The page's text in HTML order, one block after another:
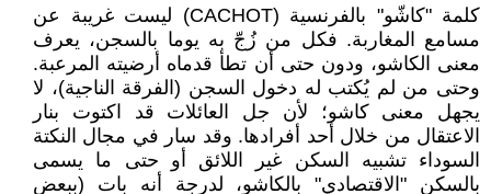
كلمة "كاشّو" بالفرنسية (CACHOT) ليست غريبة عن
مسامع المغاربة. فكل من زُجّ به يوما بالسجن، يعرف
معنى الكاشو، ودون حتى أن تطأ قدماه أرضيته المرعبة.
وحتى من لم يُكتب له دخول السجن (الفرقة الناجية)، لا
يجهل معنى كاشو؛ لأن جل العائلات قد اكتوت بنار
الاعتقال من خلال أحد أفرادها. وقد سار في مجال النكتة
السوداء تشبيه السكن غير اللائق أو حتى ما يسمى
بالسكن "الاقتصادي" بالكاشو، لدرجة أنه بات (ببعض